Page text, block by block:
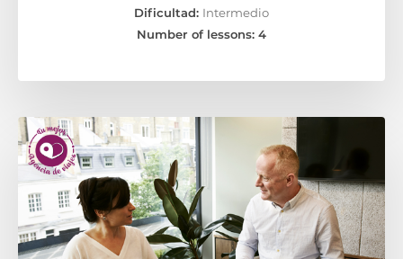
Dificultad: Intermedio
Number of lessons: 4